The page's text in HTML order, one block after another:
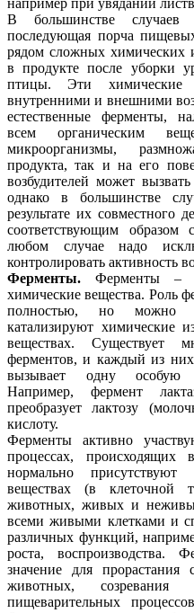
В большинстве случаев
последующая порча
рядом сложных химических
в продукте после уборки
птицы. Эти химические
внутренними и внешними
естественные ферменты,
всем органическим
микроорганизмы,
продукта, так и на его
возбудителей может
однако в большинстве
результате их совместного
соответствующим образом
любом случае надо
контролировать активность
Ферменты. Ферменты –
химические вещества. Роль
полностью, но можно
катализируют химические
веществах. Существует
ферментов, и каждый из них
вызывает одну особую
Например, фермент
преобразует лактозу
кислоту.
Ферменты активно
процессах,
нормально
веществах (в клеточной
животных, живых и
всеми живыми клетками и
различных функций,
роста, воспроизводства.
значение для прорастания
животных,
пищеварительных